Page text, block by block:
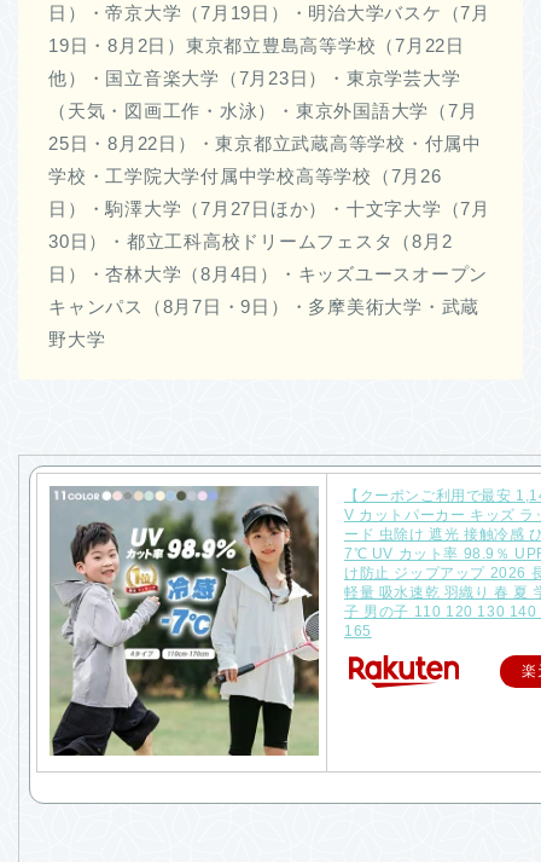
日）・帝京大学（7月19日）・明治大学バスケ（7月
19日・8月2日）東京都立豊島高等学校（7月22日
他）・国立音楽大学（7月23日）・東京学芸大学
（天気・図画工作・水泳）・東京外国語大学（7月
25日・8月22日）・東京都立武蔵高等学校・付属中
学校・工学院大学付属中学校高等学校（7月26
日）・駒澤大学（7月27日ほか）・十文字大学（7月
30日）・都立工科高校ドリームフェスタ（8月2
日）・杏林大学（8月4日）・キッズユースオープン
キャンパス（8月7日・9日）・多摩美術大学・武蔵
野大学
【クーポンご利用で最安
V カットパーカー キッズ ラ
ード 虫除け 遮光 接触冷感
7℃ UV カット率 98.9％
け防止 ジップアップ 2026
軽量 吸水速乾 羽織り 春 夏
子 男の子 110 120 130
165
楽